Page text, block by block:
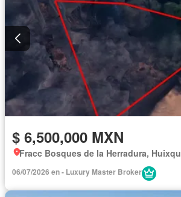
$ 6,500,000 MXN
Fracc Bosques de la Herradura,
06/07/2026 en - Luxury Master Broker